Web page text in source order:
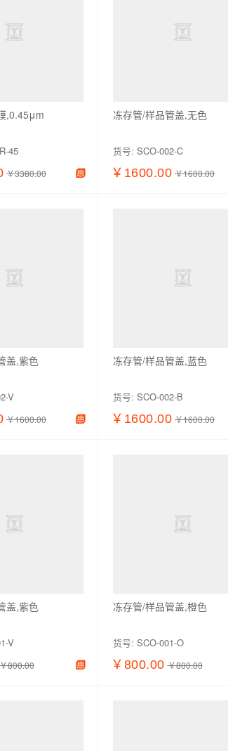
,0.45μm
45
￥3380.00
冻存管/样品管盖,无色
货号: SCO-002-C
￥1600.00 ￥1600.00
盖,紫色
V
￥1600.00
冻存管/样品管盖,蓝色
货号: SCO-002-B
￥1600.00 ￥1600.00
盖,紫色
V
800.00
冻存管/样品管盖,橙色
货号: SCO-001-O
￥800.00 ￥800.00